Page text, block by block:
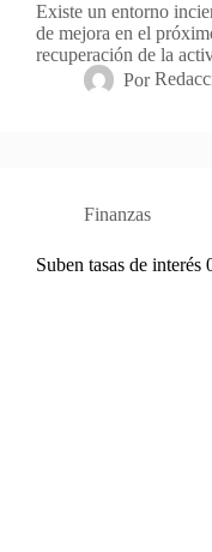
Existe un entorno
de mejora en el
recuperación de la
Por
Finanzas
Suben tasas de interés